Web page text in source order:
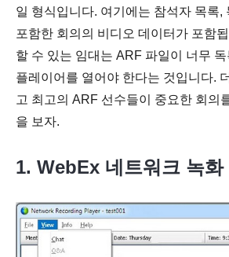
일 형식입니다. 여기에는 참석자 목록,
포함한 회의의 비디오 데이터가 포함
할 수 있는 임대는 ARF 파일이 너무
플레이어를 열어야 한다는 것입니다.
고 최고의 ARF 선수들이 중요한 회의
을 보자.
1. WebEx 네트워크 녹화